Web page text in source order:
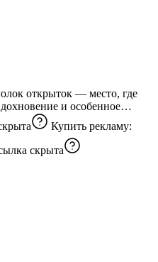
открыток — место, где
и особенное
Купить рекламу:
скрыта